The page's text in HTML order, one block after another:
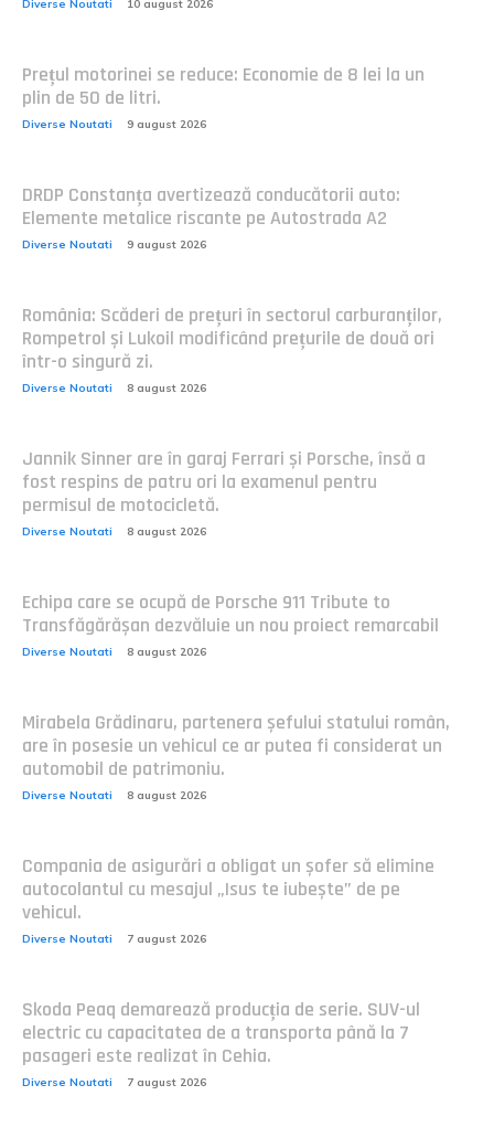
Diverse Noutati 10 august 2026
Prețul motorinei se reduce: Economie de 8 lei la un
plin de 50 de litri.
Diverse Noutati 9 august 2026
DRDP Constanța avertizează conducătorii auto:
Elemente metalice riscante pe Autostrada A2
Diverse Noutati 9 august 2026
România: Scăderi de prețuri în sectorul carburanților,
Rompetrol și Lukoil modificând prețurile de două ori
într-o singură zi.
Diverse Noutati 8 august 2026
Jannik Sinner are în garaj Ferrari și Porsche, însă a
fost respins de patru ori la examenul pentru
permisul de motocicletă.
Diverse Noutati 8 august 2026
Echipa care se ocupă de Porsche 911 Tribute to
Transfăgărășan dezvăluie un nou proiect remarcabil
Diverse Noutati 8 august 2026
Mirabela Grădinaru, partenera șefului statului român,
are în posesie un vehicul ce ar putea fi considerat un
automobil de patrimoniu.
Diverse Noutati 8 august 2026
Compania de asigurări a obligat un șofer să elimine
autocolantul cu mesajul „Isus te iubește” de pe
vehicul.
Diverse Noutati 7 august 2026
Skoda Peaq demarează producția de serie. SUV-ul
electric cu capacitatea de a transporta până la 7
pasageri este realizat în Cehia.
Diverse Noutati 7 august 2026